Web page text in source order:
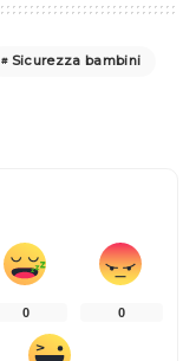
Sicurezza bambini
0 0